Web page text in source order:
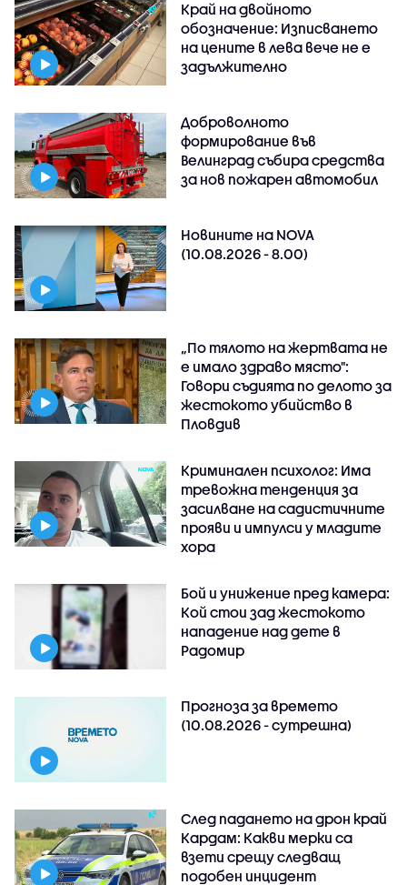
Край на двойното
обозначение: Изписването
на цените в лева вече не е
задължително
Доброволното
формирование във
Велинград събира средства
за нов пожарен автомобил
Новините на NOVA
(10.08.2026 - 8.00)
„По тялото на жертвата не
е имало здраво място":
Говори съдията по делото за
жестокото убийство в
Пловдив
Криминален психолог: Има
тревожна тенденция за
засилване на садистичните
прояви и импулси у младите
хора
Бой и унижение пред камера:
Кой стои зад жестокото
нападение над дете в
Радомир
Прогноза за времето
(10.08.2026 - сутрешна)
След падането на дрон край
Кардам: Какви мерки са
взети срещу следващ
подобен инцидент